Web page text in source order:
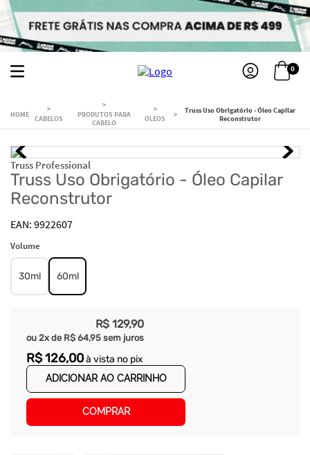
0
CABELOS
PRODUTOS PARA
CABELO
ÓLEOS
Truss Uso Obrigatório - Óleo Capilar
Reconstrutor
Truss Professional
Truss Uso Obrigatório - Óleo Capilar
Reconstrutor
9922607
Volume
30ml 60ml
R$ 129,90
ou 2x de R$ 64,95 sem juros
R$126,00à vista no pix
ADICIONAR AO CARRINHO
COMPRAR